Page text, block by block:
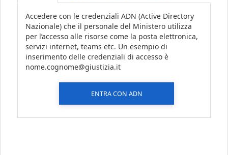
Accedere con le credenziali ADN (Active Directory
Nazionale) che il personale del Ministero utilizza
per l’accesso alle risorse come la posta elettronica,
servizi internet, teams etc. Un esempio di
inserimento delle credenziali di accesso è
nome.cognome@giustizia.it
ENTRA CON ADN